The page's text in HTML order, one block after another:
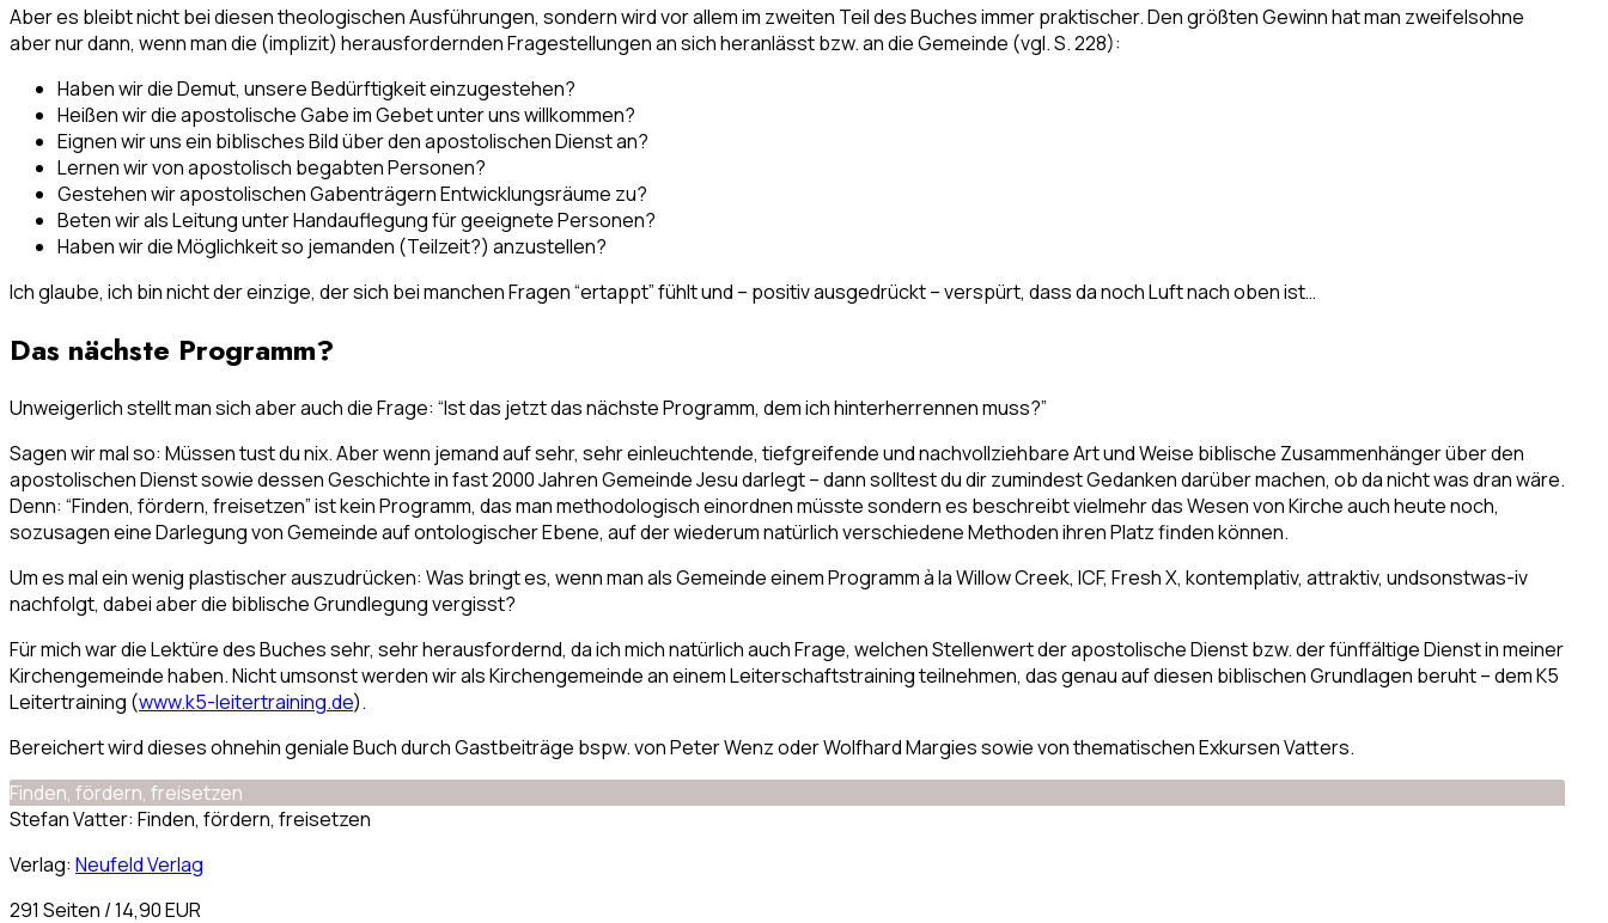
Aber es bleibt nicht bei diesen theologischen Ausführungen, sondern wird vor allem im zweiten Teil des Buches immer praktischer. Den größten Gewinn hat man zweifelsohne
aber nur dann, wenn man die (implizit) herausfordernden Fragestellungen an sich heranlässt bzw. an die Gemeinde (vgl. S. 228):
Haben wir die Demut, unsere Bedürftigkeit einzugestehen?
Heißen wir die apostolische Gabe im Gebet unter uns willkommen?
Eignen wir uns ein biblisches Bild über den apostolischen Dienst an?
Lernen wir von apostolisch begabten Personen?
Gestehen wir apostolischen Gabenträgern Entwicklungsräume zu?
Beten wir als Leitung unter Handauflegung für geeignete Personen?
Haben wir die Möglichkeit so jemanden (Teilzeit?) anzustellen?
Ich glaube, ich bin nicht der einzige, der sich bei manchen Fragen “ertappt” fühlt und – positiv ausgedrückt – verspürt, dass da noch Luft nach oben ist…
Das nächste Programm?
Unweigerlich stellt man sich aber auch die Frage: “Ist das jetzt das nächste Programm, dem ich hinterherrennen muss?”
Sagen wir mal so: Müssen tust du nix. Aber wenn jemand auf sehr, sehr einleuchtende, tiefgreifende und nachvollziehbare Art und Weise biblische Zusammenhänger über den
apostolischen Dienst sowie dessen Geschichte in fast 2000 Jahren Gemeinde Jesu darlegt – dann solltest du dir zumindest Gedanken darüber machen, ob da nicht was dran wäre.
Denn: “Finden, fördern, freisetzen” ist kein Programm, das man methodologisch einordnen müsste sondern es beschreibt vielmehr das Wesen von Kirche auch heute noch,
sozusagen eine Darlegung von Gemeinde auf ontologischer Ebene, auf der wiederum natürlich verschiedene Methoden ihren Platz finden können.
Um es mal ein wenig plastischer auszudrücken: Was bringt es, wenn man als Gemeinde einem Programm à la Willow Creek, ICF, Fresh X, kontemplativ, attraktiv, undsonstwas-iv
nachfolgt, dabei aber die biblische Grundlegung vergisst?
Für mich war die Lektüre des Buches sehr, sehr herausfordernd, da ich mich natürlich auch Frage, welchen Stellenwert der apostolische Dienst bzw. der fünffältige Dienst in meiner
Kirchengemeinde haben. Nicht umsonst werden wir als Kirchengemeinde an einem Leiterschaftstraining teilnehmen, das genau auf diesen biblischen Grundlagen beruht – dem K5
Leitertraining (www.k5-leitertraining.de).
Bereichert wird dieses ohnehin geniale Buch durch Gastbeiträge bspw. von Peter Wenz oder Wolfhard Margies sowie von thematischen Exkursen Vatters.
Finden, fördern, freisetzen
Stefan Vatter: Finden, fördern, freisetzen
Verlag: Neufeld Verlag
291 Seiten / 14,90 EUR